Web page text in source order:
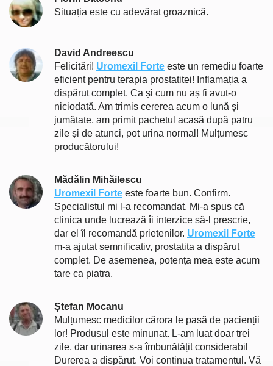
Situația este cu adevărat groaznică.
David Andreescu
Felicitări! Uromexil Forte este un remediu foarte
eficient pentru terapia prostatitei! Inflamația a
dispărut complet. Ca și cum nu aș fi avut-o
niciodată. Am trimis cererea acum o lună și
jumătate, am primit pachetul acasă după patru
zile și de atunci, pot urina normal! Mulțumesc
producătorului!
Mădălin Mihăilescu
Uromexil Forte este foarte bun. Confirm.
Specialistul mi l-a recomandat. Mi-a spus că
clinica unde lucrează îi interzice să-l prescrie,
dar el îl recomandă prietenilor. Uromexil Forte
m-a ajutat semnificativ, prostatita a dispărut
complet. De asemenea, potența mea este acum
tare ca piatra.
Ștefan Mocanu
Mulțumesc medicilor cărora le pasă de pacienții
lor! Produsul este minunat. L-am luat doar trei
zile, dar urinarea s-a îmbunătățit considerabil
Durerea a dispărut. Voi continua tratamentul. Vă